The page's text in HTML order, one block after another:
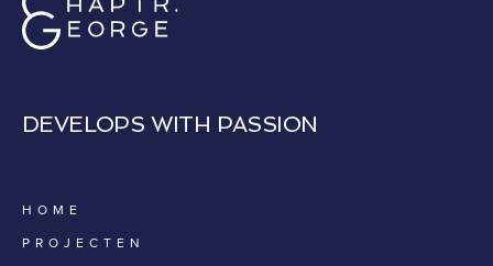
DEVELOPS WITH PASSION
HOME
PROJECTEN